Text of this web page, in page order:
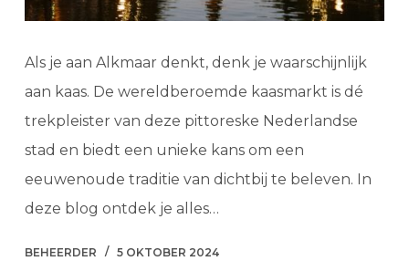
Als je aan Alkmaar denkt, denk je waarschijnlijk
aan kaas. De wereldberoemde kaasmarkt is dé
trekpleister van deze pittoreske Nederlandse
stad en biedt een unieke kans om een
eeuwenoude traditie van dichtbij te beleven. In
deze blog ontdek je alles…
BEHEERDER 5 OKTOBER 2024